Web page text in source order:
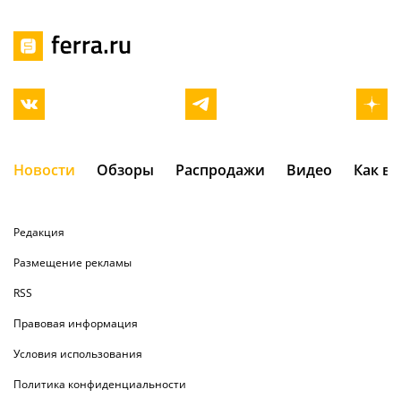
Новости Обзоры Распродажи Видео Как
Редакция
Размещение рекламы
RSS
Правовая информация
Условия использования
Политика конфиденциальности